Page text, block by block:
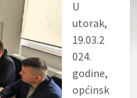
U
utorak,
19.03.2
024.
godine,
općinsk